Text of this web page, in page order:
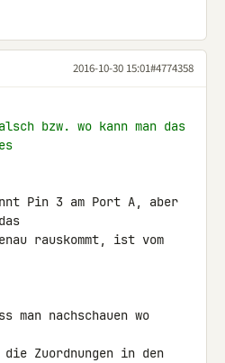
2016-10-30 15:01#4774358
bzw. wo kann man das
Pin 3 am Port A, aber
rauskommt, ist vom
man nachschauen wo
Zuordnungen in den